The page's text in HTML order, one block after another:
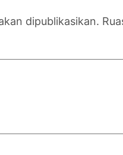
dipublikasikan.